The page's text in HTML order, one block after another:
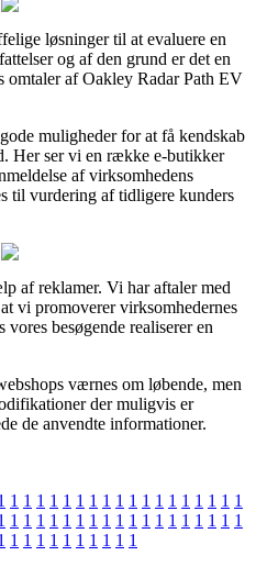
løsninger til at evaluere en
og af den grund er det en
af Oakley Radar Path EV
muligheder for at få kendskab
Her ser vi en række e-butikker
af virksomhedens
til vurdering af tidligere kunders
af reklamer. Vi har aftaler med
vi promoverer virksomhedernes
besøgende realiserer en
værnes om løbende, men
der muligvis er
de anvendte informationer.
1 1 1 1 1 1 1 1 1 1 1 1 1 1 1 1 1 1
1 1 1 1 1 1 1 1 1 1 1 1 1 1 1 1 1 1
1 1 1 1 1 1 1 1 1 1